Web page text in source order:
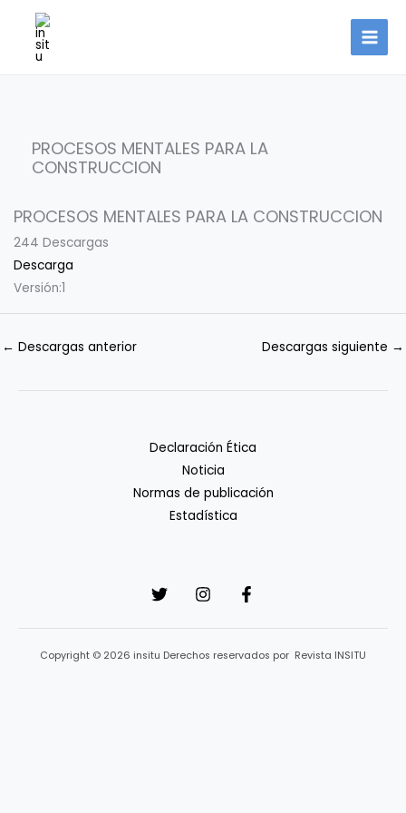
contenido
PROCESOS MENTALES PARA LA
CONSTRUCCION
PROCESOS MENTALES PARA LA CONSTRUCCION
244 Descargas
Descarga
Versión:1
← Descargas anterior Descargas siguiente →
Declaración Ética
Noticia
Normas de publicación
Estadística
Copyright © 2026 insitu Derechos reservados por Revista INSITU